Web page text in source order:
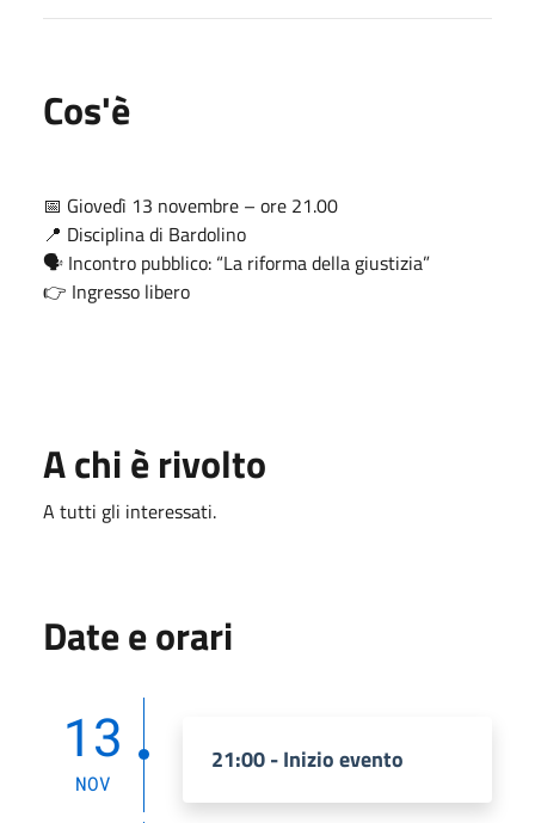
Cos'è
📅 Giovedì 13 novembre – ore 21.00
📍 Disciplina di Bardolino
🗣 Incontro pubblico: “La riforma della giustizia”
👉 Ingresso libero
A chi è rivolto
A tutti gli interessati.
Date e orari
13
NOV
21:00 - Inizio evento